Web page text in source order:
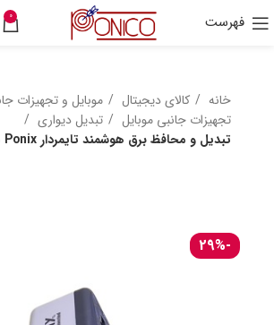
فهرست 0
خانه کالای دیجیتال
موبایل و تجهیزات
تجهیزات جانبی موبایل
تبدیل دیواری
تبدیل و محافظ برق هوشمند تایمردار Ponix مدل AK-59
-29%
30 هزار تومان
ترب پی